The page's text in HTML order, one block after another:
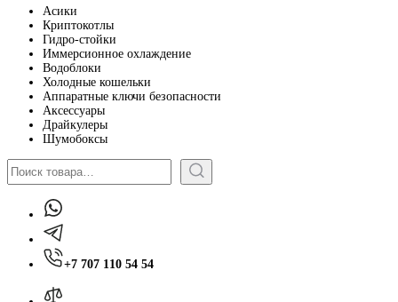
Асики
Криптокотлы
Гидро-стойки
Иммерсионное охлаждение
Водоблоки
Холодные кошельки
Аппаратные ключи безопасности
Аксессуары
Драйкулеры
Шумобоксы
Поиск
+7 707 110 54 54